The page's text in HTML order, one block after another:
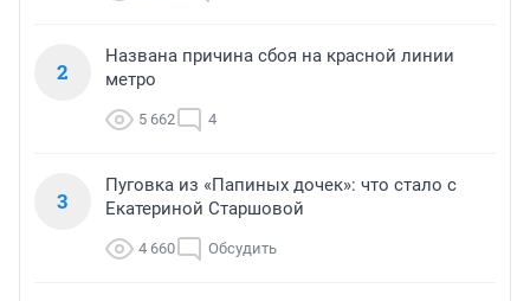
2
Названа причина сбоя на красной линии
метро
5 662 4
3
Пуговка из «Папиных дочек»: что стало с
Екатериной Старшовой
4 660 Обсудить